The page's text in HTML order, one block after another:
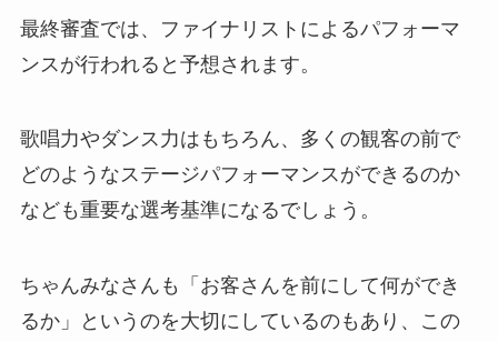
最終審査では、ファイナリストによるパフォーマ
ンスが行われると予想されます。
歌唱力やダンス力はもちろん、多くの観客の前で
どのようなステージパフォーマンスができるのか
なども重要な選考基準になるでしょう。
ちゃんみなさんも「お客さんを前にして何ができ
るか」というのを大切にしているのもあり、この